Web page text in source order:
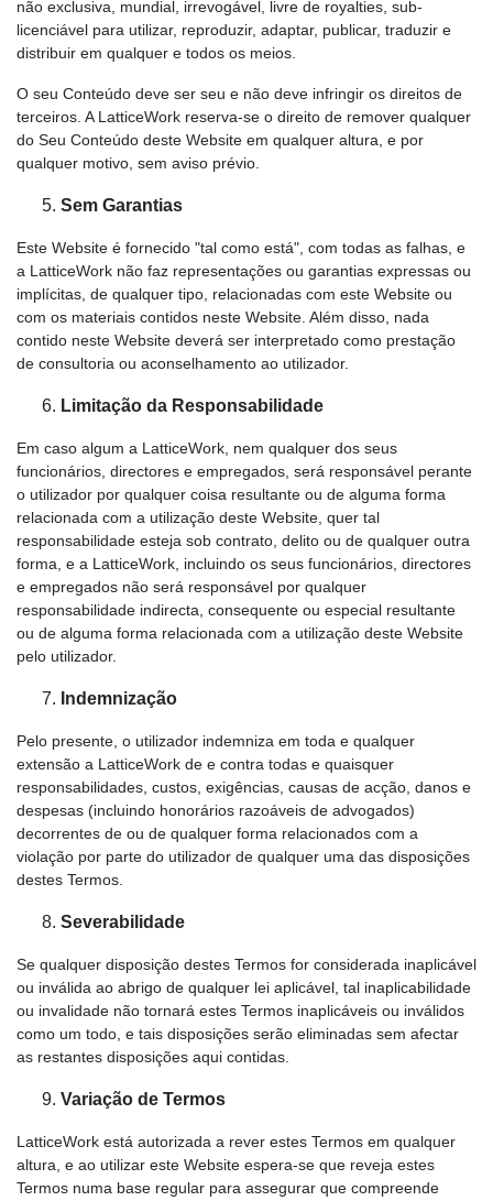
não exclusiva, mundial, irrevogável, livre de royalties, sub-
licenciável para utilizar, reproduzir, adaptar, publicar, traduzir e
distribuir em qualquer e todos os meios.
O seu Conteúdo deve ser seu e não deve infringir os direitos de
terceiros. A LatticeWork reserva-se o direito de remover qualquer
do Seu Conteúdo deste Website em qualquer altura, e por
qualquer motivo, sem aviso prévio.
Sem Garantias
Este Website é fornecido "tal como está", com todas as falhas, e
a LatticeWork não faz representações ou garantias expressas ou
implícitas, de qualquer tipo, relacionadas com este Website ou
com os materiais contidos neste Website. Além disso, nada
contido neste Website deverá ser interpretado como prestação
de consultoria ou aconselhamento ao utilizador.
Limitação da Responsabilidade
Em caso algum a LatticeWork, nem qualquer dos seus
funcionários, directores e empregados, será responsável perante
o utilizador por qualquer coisa resultante ou de alguma forma
relacionada com a utilização deste Website, quer tal
responsabilidade esteja sob contrato, delito ou de qualquer outra
forma, e a LatticeWork, incluindo os seus funcionários, directores
e empregados não será responsável por qualquer
responsabilidade indirecta, consequente ou especial resultante
ou de alguma forma relacionada com a utilização deste Website
pelo utilizador.
Indemnização
Pelo presente, o utilizador indemniza em toda e qualquer
extensão a LatticeWork de e contra todas e quaisquer
responsabilidades, custos, exigências, causas de acção, danos e
despesas (incluindo honorários razoáveis de advogados)
decorrentes de ou de qualquer forma relacionados com a
violação por parte do utilizador de qualquer uma das disposições
destes Termos.
Severabilidade
Se qualquer disposição destes Termos for considerada inaplicável
ou inválida ao abrigo de qualquer lei aplicável, tal inaplicabilidade
ou invalidade não tornará estes Termos inaplicáveis ou inválidos
como um todo, e tais disposições serão eliminadas sem afectar
as restantes disposições aqui contidas.
Variação de Termos
LatticeWork está autorizada a rever estes Termos em qualquer
altura, e ao utilizar este Website espera-se que reveja estes
Termos numa base regular para assegurar que compreende